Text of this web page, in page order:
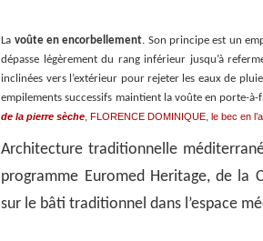
La voûte en encorbellement. Son principe est un
dépasse légèrement du rang inférieur jusqu’à
inclinées vers l’extérieur pour rejeter les eaux de
empilements successifs maintient la voûte en porte-à-
de la pierre sèche, FLORENCE DOMINIQUE, le bec en
Architecture traditionnelle
programme Euromed Heritage, de la
sur le bâti traditionnel dans l’espace